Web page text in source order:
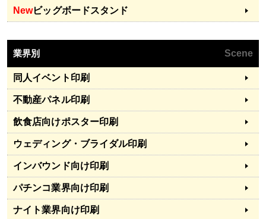
Newビッグボードスタンド
業界別 Scene
同人イベント印刷
不動産パネル印刷
飲食店向けポスター印刷
ウェディング・ブライダル印刷
インバウンド向け印刷
パチンコ業界向け印刷
ナイト業界向け印刷